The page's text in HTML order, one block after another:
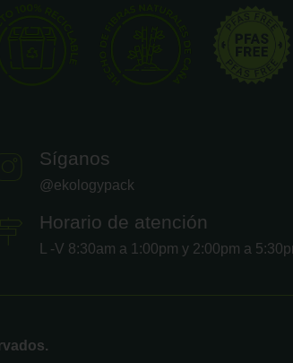
Síganos
@ekologypack
Horario de atención
L -V 8:30am a 1:00pm y 2:00pm a